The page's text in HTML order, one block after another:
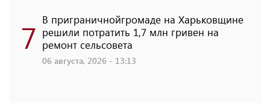
7 В приграничнойгромаде на Харьковщине
решили потратить 1,7 млн ​​гривен на
ремонт сельсовета
06 августа, 2026 - 13:13